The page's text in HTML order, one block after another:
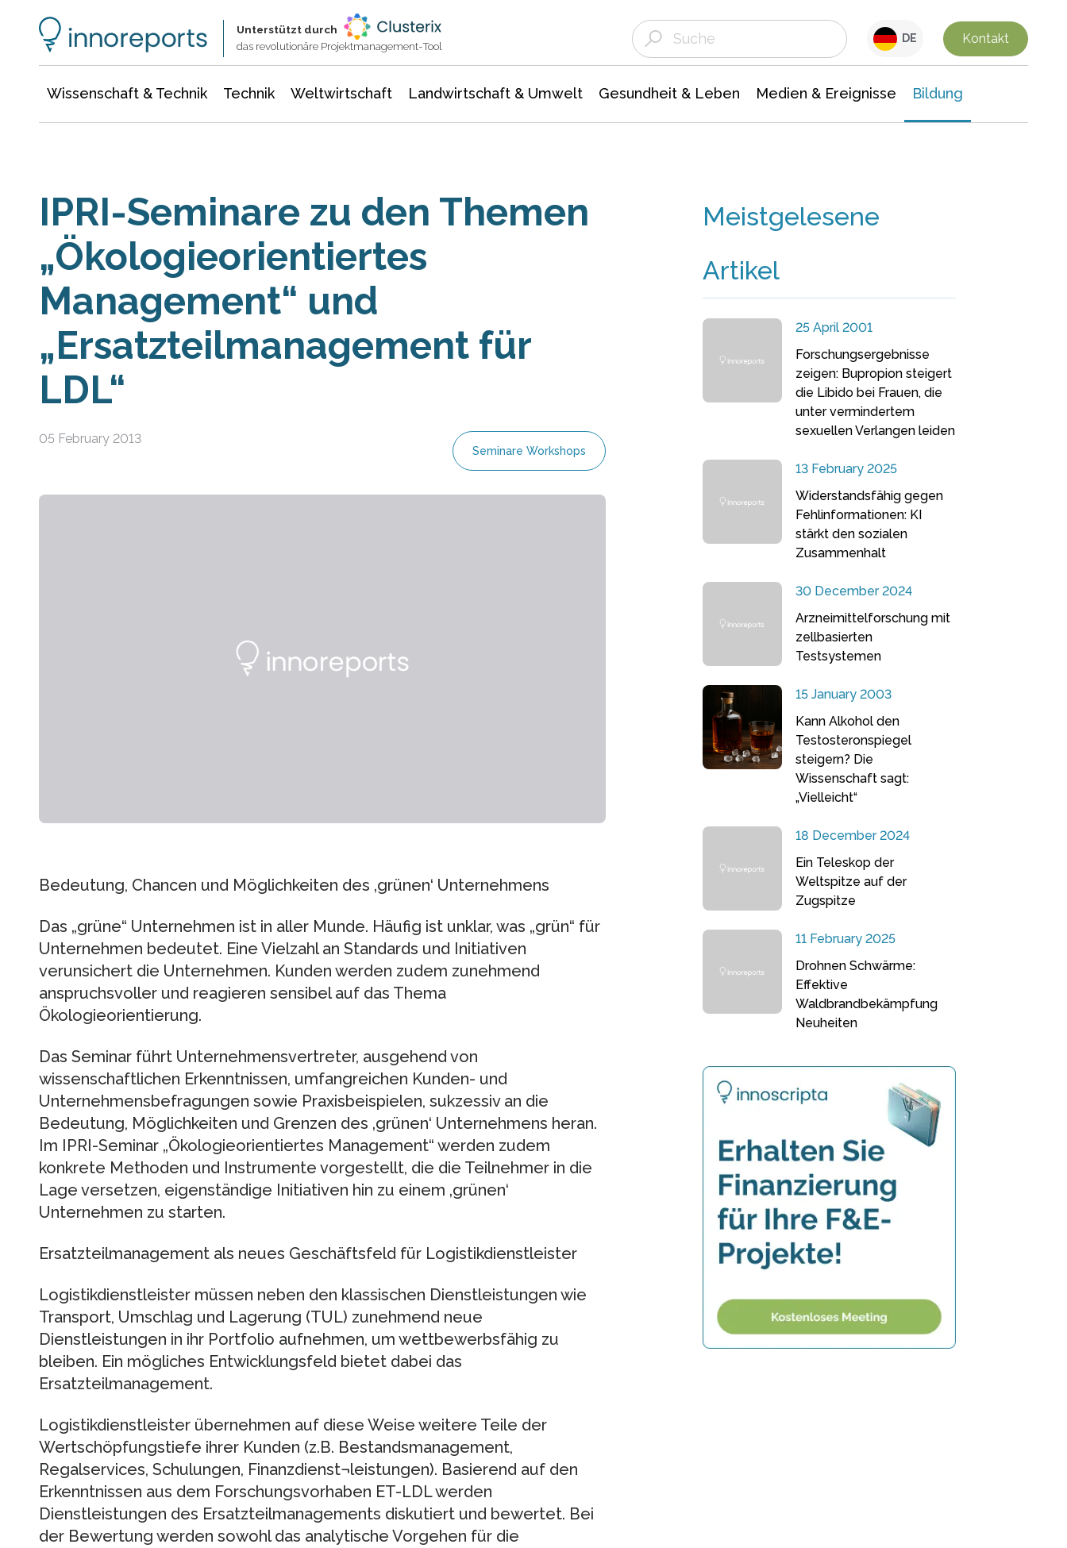
Unterstützt durch
das revolutionäre Projektmanagement-Tool
DE Kontakt
Wissenschaft & Technik Technik Weltwirtschaft Landwirtschaft & Umwelt Gesundheit & Leben Medien & Ereignisse Bildung
IPRI-Seminare zu den Themen
„Ökologieorientiertes
Management“ und
„Ersatzteilmanagement für
LDL“
05 February 2013
Seminare Workshops
Bedeutung, Chancen und Möglichkeiten des ‚grünen‘ Unternehmens
Das „grüne“ Unternehmen ist in aller Munde. Häufig ist unklar, was „grün“ für
Unternehmen bedeutet. Eine Vielzahl an Standards und Initiativen
verunsichert die Unternehmen. Kunden werden zudem zunehmend
anspruchsvoller und reagieren sensibel auf das Thema
Ökologieorientierung.
Das Seminar führt Unternehmensvertreter, ausgehend von
wissenschaftlichen Erkenntnissen, umfangreichen Kunden- und
Unternehmensbefragungen sowie Praxisbeispielen, sukzessiv an die
Bedeutung, Möglichkeiten und Grenzen des ‚grünen‘ Unternehmens heran.
Im IPRI-Seminar „Ökologieorientiertes Management“ werden zudem
konkrete Methoden und Instrumente vorgestellt, die die Teilnehmer in die
Lage versetzen, eigenständige Initiativen hin zu einem ‚grünen‘
Unternehmen zu starten.
Ersatzteilmanagement als neues Geschäftsfeld für Logistikdienstleister
Logistikdienstleister müssen neben den klassischen Dienstleistungen wie
Transport, Umschlag und Lagerung (TUL) zunehmend neue
Dienstleistungen in ihr Portfolio aufnehmen, um wettbewerbsfähig zu
bleiben. Ein mögliches Entwicklungsfeld bietet dabei das
Ersatzteilmanagement.
Logistikdienstleister übernehmen auf diese Weise weitere Teile der
Wertschöpfungstiefe ihrer Kunden (z.B. Bestandsmanagement,
Regalservices, Schulungen, Finanzdienst¬leistungen). Basierend auf den
Erkenntnissen aus dem Forschungsvorhaben ET-LDL werden
Dienstleistungen des Ersatzteilmanagements diskutiert und bewertet. Bei
der Bewertung werden sowohl das analytische Vorgehen für die
Meistgelesene
Artikel
25 April 2001
Forschungsergebnisse
zeigen: Bupropion steigert
die Libido bei Frauen, die
unter vermindertem
sexuellen Verlangen leiden
13 February 2025
Widerstandsfähig gegen
Fehlinformationen: KI
stärkt den sozialen
Zusammenhalt
30 December 2024
Arzneimittelforschung mit
zellbasierten
Testsystemen
15 January 2003
Kann Alkohol den
Testosteronspiegel
steigern? Die
Wissenschaft sagt:
„Vielleicht“
18 December 2024
Ein Teleskop der
Weltspitze auf der
Zugspitze
11 February 2025
Drohnen Schwärme:
Effektive
Waldbrandbekämpfung
Neuheiten